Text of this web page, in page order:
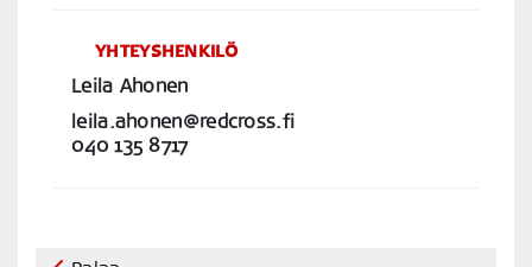
YHTEYSHENKILÖ
Leila Ahonen
leila.ahonen@redcross.fi
040 135 8717